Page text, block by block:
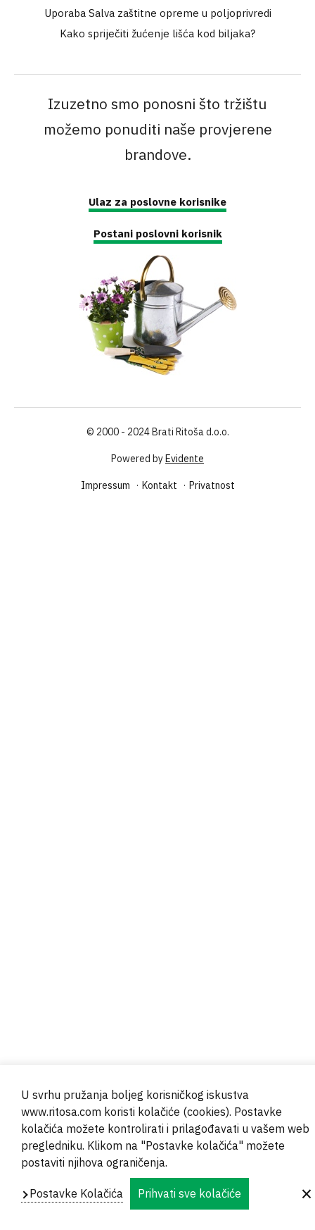
Uporaba Salva zaštitne opreme u poljoprivredi
Kako spriječiti žućenje lišća kod biljaka?
Izuzetno smo ponosni što tržištu
možemo ponuditi naše provjerene
brandove.
Ulaz za poslovne korisnike
Postani poslovni korisnik
© 2000 - 2024 Brati Ritoša d.o.o.
Powered byEvidente
Navigation
Impressum Kontakt Privatnost
U svrhu pružanja boljeg korisničkog iskustva
www.ritosa.com koristi kolačiće (cookies). Postavke
kolačića možete kontrolirati i prilagođavati u vašem web
pregledniku. Klikom na "Postavke kolačića" možete
postaviti njihova ograničenja.
Postavke Kolačića Prihvati sve kolačiće